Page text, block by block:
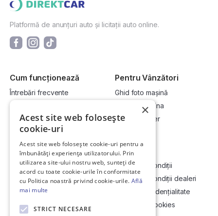
Platformă de anunțuri auto și licitații auto online.
Cum funcționează
Întrebări frecvente
Cum vând la licitație?
Pentru Vânzători
Ghid foto mașină
Vinde-ți mașina
Devino dealer
Link-uri utile
Informații utile vizionare
Contact
Soluționarea Online a litigiilor
ANCP
Compania
Termeni și condiții
Termeni și condiții dealeri
Politică confidențialitate
Politica de cookies
×
Acest site web folosește
cookie-uri
Acest site web folosește cookie-uri pentru a
îmbunătăți experiența utilizatorului. Prin
utilizarea site-ului nostru web, sunteți de
acord cu toate cookie-urile în conformitate
cu Politica noastră privind cookie-urile. Află
mai multe
STRICT NECESARE